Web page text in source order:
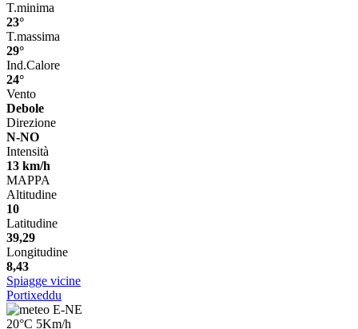
T.minima
23°
T.massima
29°
Ind.Calore
24°
Vento
Debole
Direzione
N-NO
Intensità
13 km/h
MAPPA
Altitudine
10
Latitudine
39,29
Longitudine
8,43
Spiagge vicine
Portixeddu
E-NE
20°C 5Km/h